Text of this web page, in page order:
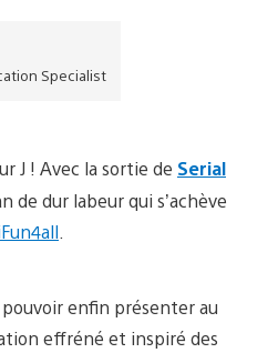
Specialist
J ! Avec la sortie de Serial
de dur labeur qui s’achève
enfin présenter au
effréné et inspiré des